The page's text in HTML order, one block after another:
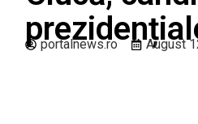
portalnews.ro August